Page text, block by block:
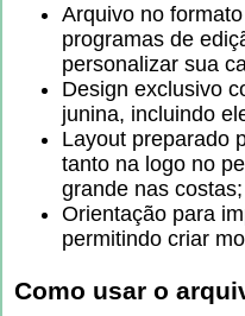
Arquivo no
programas de
personalizar sua
Design exclusivo
junina, incluindo
Layout preparado
tanto na logo no
grande nas costas;
Orientação para
permitindo criar
Como usar o